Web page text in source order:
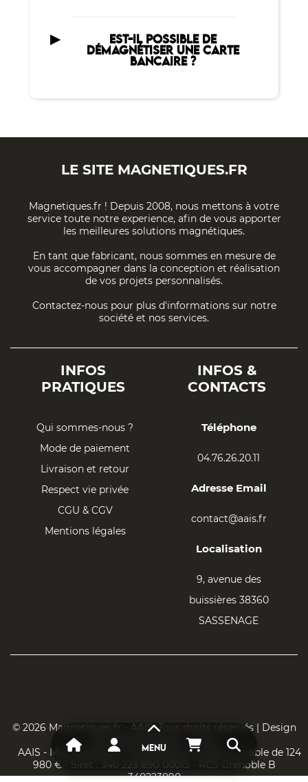
MENU
EST-IL POSSIBLE DE
DÉMAGNÉTISER UNE CARTE
BANCAIRE ?
LE SITE MAGNETIQUES.FR
Magnetiques.fr ! Depuis 2008, nous mettons à votre
service toute notre experience, afin de vous apporter
les meilleures solutions magnétiques.
En tant que fabricant, nous sommes en mesure de
vous accompagner dans la conception et réalisation
de vos projets personnalisés.
Contactez-nous pour plus d'informations sur notre
société et nos services.
INFOS
PRATIQUES
Qui sommes-nous ?
Mode de paiement
Livraison et retour
Respect vie privée
CGU & CGV
Mentions légales
INFOS &
CONTACTS
Téléphone
04.76.26.20.11
Adresse Email
contact@aais.fr
Localisation
9, avenue des
buissières 38360
SASSENAGE
© 2026 Magnetiques.fr - AAIS. Tous droits réservés | Design
par Magnetiques.fr - AAIS
AAIS - Magnetiques.fr - SCOPSAS au capital variable de 124
980 € - Siret : 340 223 890 00013 - RCS Grenoble B
340223890